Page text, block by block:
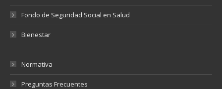
Fondo de Seguridad Social en Salud
Bienestar
Normativa
Preguntas Frecuentes